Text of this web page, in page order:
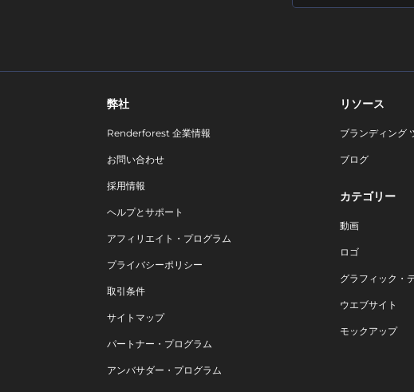
弊社
Renderforest 企業情報
お問い合わせ
採用情報
ヘルプとサポート
アフィリエイト・プログラム
プライバシーポリシー
取引条件
サイトマップ
パートナー・プログラム
アンバサダー・プログラム
リソース
ブランディング
ブログ
カテゴリー
動画
ロゴ
グラフィック・
ウエブサイト
モックアップ